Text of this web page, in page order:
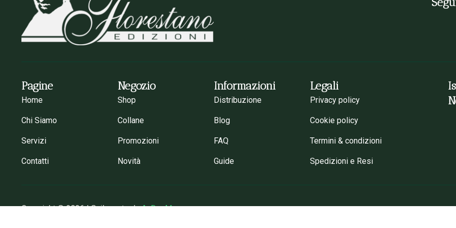
Pagine
Home
Chi Siamo
Servizi
Contatti
Negozio
Shop
Collane
Promozioni
Novità
Informazioni
Distribuzione
Blog
FAQ
Guide
Legali
Privacy policy
Cookie policy
Termini & condizioni
Spedizioni e Resi
Copyright © 2026 | Sviluppato daAnDevMon